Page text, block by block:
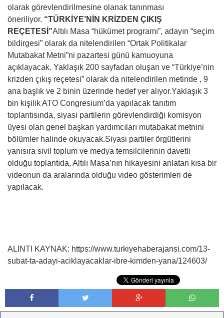
olarak görevlendirilmesine olanak tanınması
öneriliyor. “TÜRKİYE’NİN KRİZDEN ÇIKIŞ
REÇETESİ”Altılı Masa “hükümet programı”, adayın “seçim
bildirgesi” olarak da nitelendirilen “Ortak Politikalar
Mutabakat Metni”ni pazartesi günü kamuoyuna
açıklayacak. Yaklaşık 200 sayfadan oluşan ve “Türkiye’nin
krizden çıkış reçetesi” olarak da nitelendirilen metinde , 9
ana başlık ve 2 binin üzerinde hedef yer alıyor.Yaklaşık 3
bin kişilik ATO Congresium’da yapılacak tanıtım
toplantısında, siyasi partilerin görevlendirdiği komisyon
üyesi olan genel başkan yardımcıları mutabakat metnini
bölümler halinde okuyacak.Siyasi partiler örgütlerini
yanısıra sivil toplum ve medya temsilcilerinin davetli
olduğu toplantıda, Altılı Masa’nın hikayesini anlatan kısa bir
videonun da aralarında olduğu video gösterimleri de
yapılacak.
ALINTI KAYNAK: https://www.turkiyehaberajansi.com/13-
subat-ta-adayi-aciklayacaklar-ibre-kimden-yana/124603/